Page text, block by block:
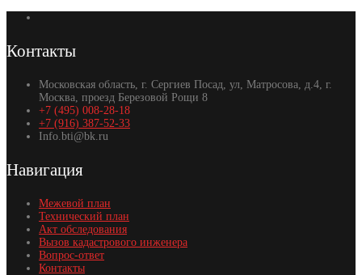
Контакты
Московская область, г. Сергиев Посад, ул, Матросова, д.4, г.
Москва, проезд Березовой Рощи 8
+7 (495) 008-28-18
+7 (916) 387-52-33
Info.bti@bk.ru
Навигация
Межевой план
Технический план
Акт обследования
Вызов кадастрового инженера
Вопрос-ответ
Контакты